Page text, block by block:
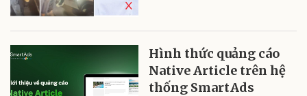
Hình thức quảng cáo
Native Article trên hệ
thống SmartAds